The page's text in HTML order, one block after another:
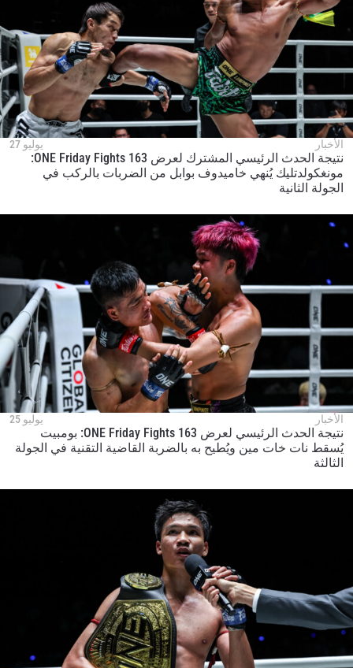
الأخبار يوليو 27
نتيجة الحدث الرئيسي المشترك لعرض ONE Friday Fights 163:
مونغكولدتليك يُنهي خاميدوف بوابل من الضربات بالركب في
الجولة الثانية
الأخبار يوليو 25
نتيجة الحدث الرئيسي لعرض ONE Friday Fights 163: بومبيت
يُسقط نات خات مين ويُطيح به بالضربة القاضية التقنية في الجولة
الثالثة